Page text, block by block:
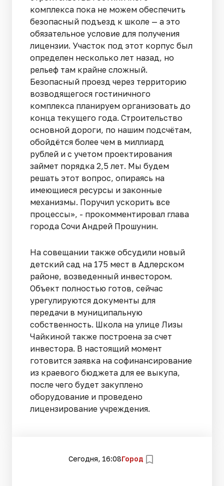
комплекса пока не можем обеспечить
безопасный подъезд к школе — а это
обязательное условие для получения
лицензии. Участок под этот корпус был
определен несколько лет назад, но
рельеф там крайне сложный.
Безопасный проезд через территорию
возводящегося гостиничного
комплекса планируем организовать до
конца текущего года. Строительство
основной дороги, по нашим подсчётам,
обойдётся более чем в миллиард
рублей и с учетом проектирования
займет порядка 2,5 лет. Мы будем
решать этот вопрос, опираясь на
имеющиеся ресурсы и законные
механизмы. Поручил ускорить все
процессы», - прокомментировал глава
города Сочи Андрей Прошунин.
На совещании также обсудили новый
детский сад на 175 мест в Адлерском
районе, возведенный инвестором.
Объект полностью готов, сейчас
урегулируются документы для
передачи в муниципальную
собственность. Школа на улице Лизы
Чайкиной также построена за счет
инвестора. В настоящий момент
готовится заявка на софинансирование
из краевого бюджета для ее выкупа,
после чего будет закуплено
оборудование и проведено
лицензирование учреждения.
Сегодня, 16:08Город